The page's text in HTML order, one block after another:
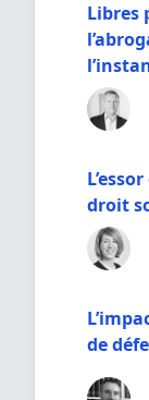
Libres
droit
de